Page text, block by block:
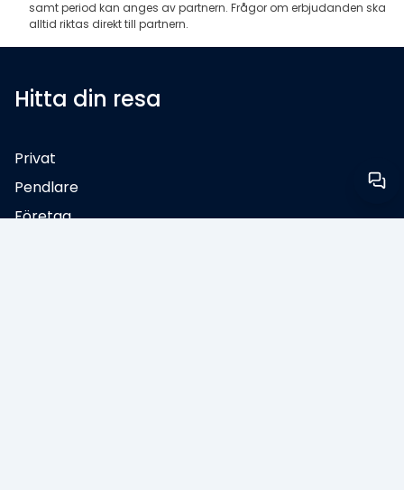
samt period kan anges av partnern. Frågor om erbjudanden ska
alltid riktas direkt till partnern.
Hitta din resa
Privat
Pendlare
Företag